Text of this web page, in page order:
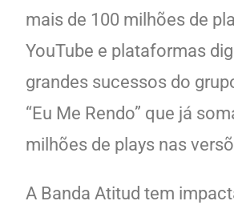
mais de 100 milhões de
YouTube e plataformas
grandes sucessos do
“Eu Me Rendo” que já
milhões de plays nas
A Banda Atitud tem